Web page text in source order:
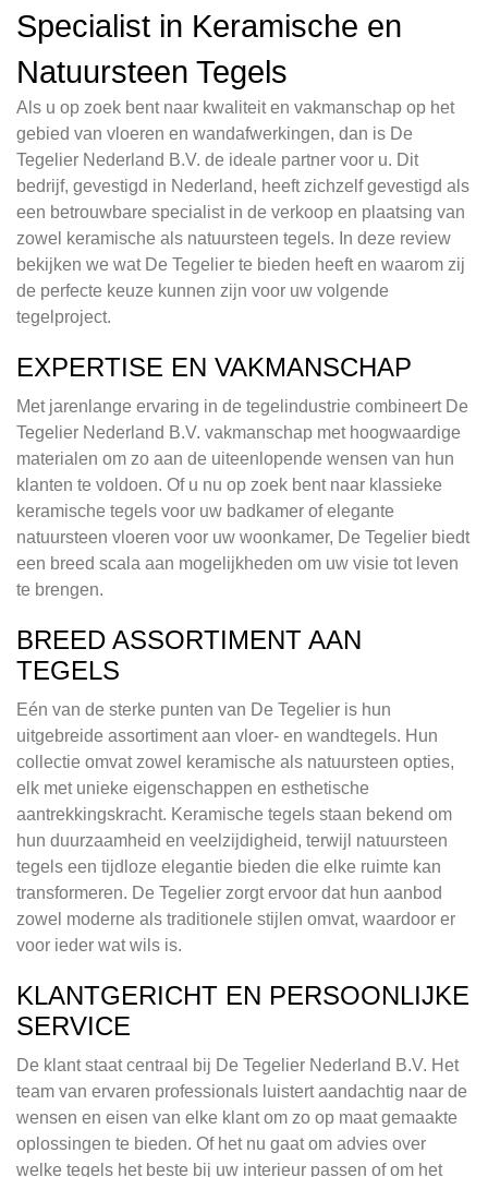
Specialist in Keramische en
Natuursteen Tegels
Als u op zoek bent naar kwaliteit en vakmanschap op het
gebied van vloeren en wandafwerkingen, dan is De
Tegelier Nederland B.V. de ideale partner voor u. Dit
bedrijf, gevestigd in Nederland, heeft zichzelf gevestigd als
een betrouwbare specialist in de verkoop en plaatsing van
zowel keramische als natuursteen tegels. In deze review
bekijken we wat De Tegelier te bieden heeft en waarom zij
de perfecte keuze kunnen zijn voor uw volgende
tegelproject.
EXPERTISE EN VAKMANSCHAP
Met jarenlange ervaring in de tegelindustrie combineert De
Tegelier Nederland B.V. vakmanschap met hoogwaardige
materialen om zo aan de uiteenlopende wensen van hun
klanten te voldoen. Of u nu op zoek bent naar klassieke
keramische tegels voor uw badkamer of elegante
natuursteen vloeren voor uw woonkamer, De Tegelier biedt
een breed scala aan mogelijkheden om uw visie tot leven
te brengen.
BREED ASSORTIMENT AAN
TEGELS
Eén van de sterke punten van De Tegelier is hun
uitgebreide assortiment aan vloer- en wandtegels. Hun
collectie omvat zowel keramische als natuursteen opties,
elk met unieke eigenschappen en esthetische
aantrekkingskracht. Keramische tegels staan bekend om
hun duurzaamheid en veelzijdigheid, terwijl natuursteen
tegels een tijdloze elegantie bieden die elke ruimte kan
transformeren. De Tegelier zorgt ervoor dat hun aanbod
zowel moderne als traditionele stijlen omvat, waardoor er
voor ieder wat wils is.
KLANTGERICHT EN PERSOONLIJKE
SERVICE
De klant staat centraal bij De Tegelier Nederland B.V. Het
team van ervaren professionals luistert aandachtig naar de
wensen en eisen van elke klant om zo op maat gemaakte
oplossingen te bieden. Of het nu gaat om advies over
welke tegels het beste bij uw interieur passen of om het